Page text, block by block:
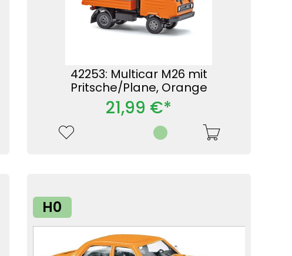
42253: Multicar M26 mit
Pritsche/Plane, Orange
21,99 €*
H0